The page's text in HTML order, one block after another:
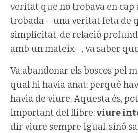
veritat que no trobava en cap
trobada —una veritat feta de
simplicitat, de relació
amb un mateix—, va saber
Va abandonar els boscos pel
qual hi havia anat: perquè
havia de viure. Aquesta és,
important del llibre:viure
dir viure sempre igual, sinó